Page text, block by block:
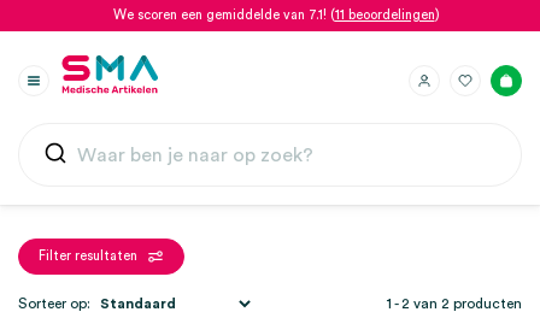
We scoren een gemiddelde van 7.1! (11 beoordelingen)
Filter resultaten
1 - 2 van 2 producten
Sorteer op: